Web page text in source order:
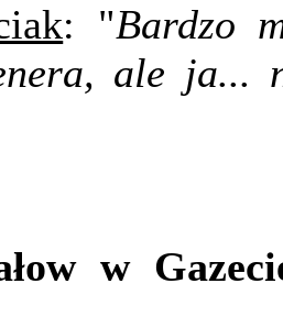
: "Bardzo
ale ja...
w